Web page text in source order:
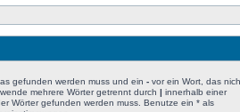
gefunden werden muss und ein -vor ein Wort, das
mehrere Wörter getrennt durch | innerhalb einer
Wörter gefunden werden muss. Benutze ein * als